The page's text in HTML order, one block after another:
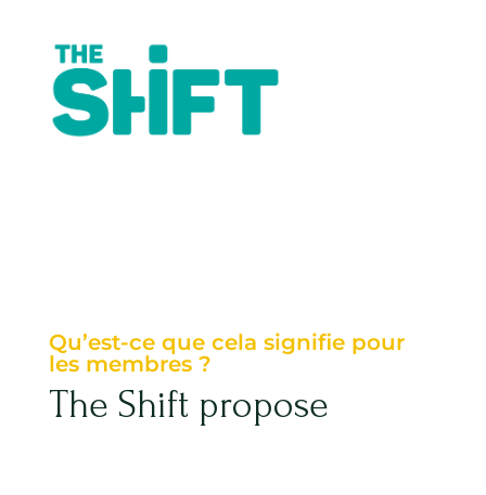
Qu’est-ce que cela signifie pour
les membres ?
The Shift propose